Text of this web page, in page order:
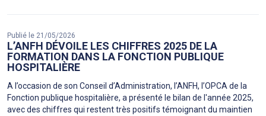
Publié le 21/05/2026
L’ANFH DÉVOILE LES CHIFFRES 2025 DE LA
FORMATION DANS LA FONCTION PUBLIQUE
HOSPITALIÈRE
A l’occasion de son Conseil d’Administration, l’ANFH, l’OPCA de la
Fonction publique hospitalière, a présenté le bilan de l'année 2025,
avec des chiffres qui restent très positifs témoignant du maintien